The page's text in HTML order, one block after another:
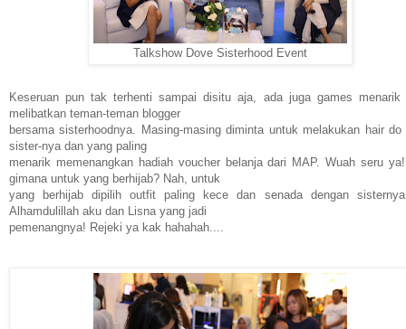
Talkshow Dove Sisterhood Event
Keseruan pun tak terhenti sampai disitu aja, ada juga games menarik
melibatkan teman-teman blogger
bersama sisterhoodnya. Masing-masing diminta untuk melakukan hair do
sister-nya dan yang paling
menarik memenangkan hadiah voucher belanja dari MAP. Wuah seru
gimana untuk yang berhijab? Nah, untuk
yang berhijab dipilih outfit paling kece dan senada dengan
Alhamdulillah aku dan Lisna yang jadi
pemenangnya! Rejeki ya kak hahahah....